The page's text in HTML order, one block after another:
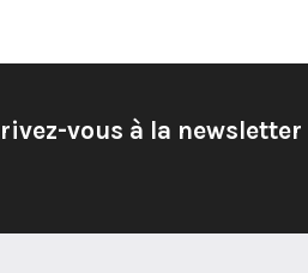
vous à la newsletter